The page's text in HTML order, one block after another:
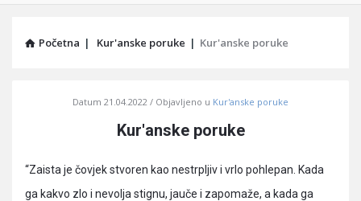
Početna | Kur'anske poruke | Kur'anske poruke
Latest
Articles
Datum 21.04.2022 Objavljeno u Kur'anske poruke
Kur'anske poruke
“Zaista je čovjek stvoren kao nestrpljiv i vrlo pohlepan. Kada
ga kakvo zlo i nevolja stignu, jauče i zapomaže, a kada ga